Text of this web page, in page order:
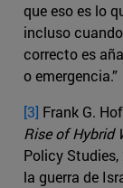
que eso es lo
incluso
correcto es
o emergencia.”
[3] Frank G.
Rise of Hybrid
Policy
la guerra de